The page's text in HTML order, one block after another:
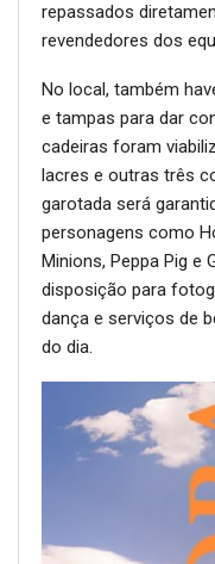
repassados
revendedores dos
No local, também
e tampas para dar
cadeiras foram
lacres e outras três
garotada será
personagens como
Minions, Peppa Pig e
disposição para
dança e serviços de
do dia.